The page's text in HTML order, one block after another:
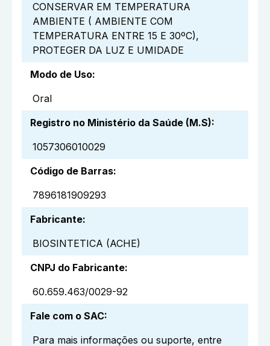
CONSERVAR EM TEMPERATURA
AMBIENTE ( AMBIENTE COM
TEMPERATURA ENTRE 15 E 30ºC),
PROTEGER DA LUZ E UMIDADE
Modo de Uso:
Oral
Registro no Ministério da Saúde (M.S):
1057306010029
Código de Barras:
7896181909293
Fabricante:
BIOSINTETICA (ACHE)
CNPJ do Fabricante:
60.659.463/0029-92
Fale com o SAC:
Para mais informações ou suporte, entre